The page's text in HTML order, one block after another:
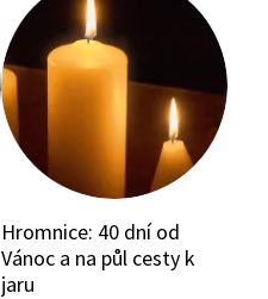
Hromnice: 40 dní od
Vánoc a na půl cesty k
jaru